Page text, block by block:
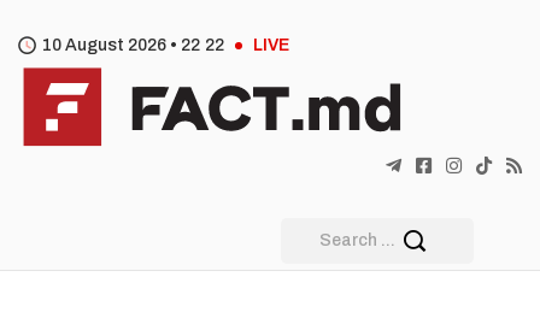
10 August 2026 • 22 22 LIVE